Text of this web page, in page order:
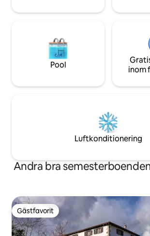
Pool
inom
Luftkonditionering
Andra bra
Gästfavorit
Gästfavorit